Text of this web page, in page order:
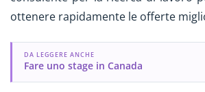
ottenere rapidamente le offerte
DA LEGGERE ANCHE
Fare uno stage in Canada